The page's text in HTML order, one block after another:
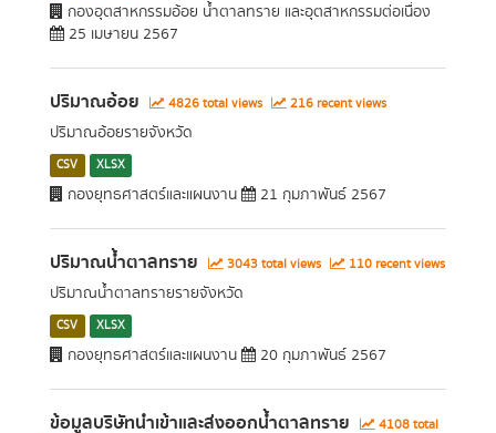
กองอุตสาหกรรมอ้อย น้ำตาลทราย และอุตสาหกรรมต่อเนื่อง
25 เมษายน 2567
ปริมาณอ้อย 4826 total views 216 recent views
ปริมาณอ้อยรายจังหวัด
CSV XLSX
กองยุทธศาสตร์และแผนงาน 21 กุมภาพันธ์ 2567
ปริมาณน้ำตาลทราย 3043 total views 110 recent views
ปริมาณน้ำตาลทรายรายจังหวัด
CSV XLSX
กองยุทธศาสตร์และแผนงาน 20 กุมภาพันธ์ 2567
ข้อมูลบริษัทนำเข้าและส่งออกน้ำตาลทราย
4108 total